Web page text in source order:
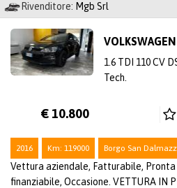
Rivenditore: Mgb Srl
1.6 TDI 110 CV
Tech.
€ 10.800
2016 Km: 119000 Borgo San
Vettura aziendale, Fatturabile, Pronta
finanziabile, Occasione. VETTURA IN